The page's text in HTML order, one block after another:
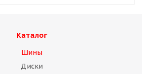
Каталог
Шины
Диски